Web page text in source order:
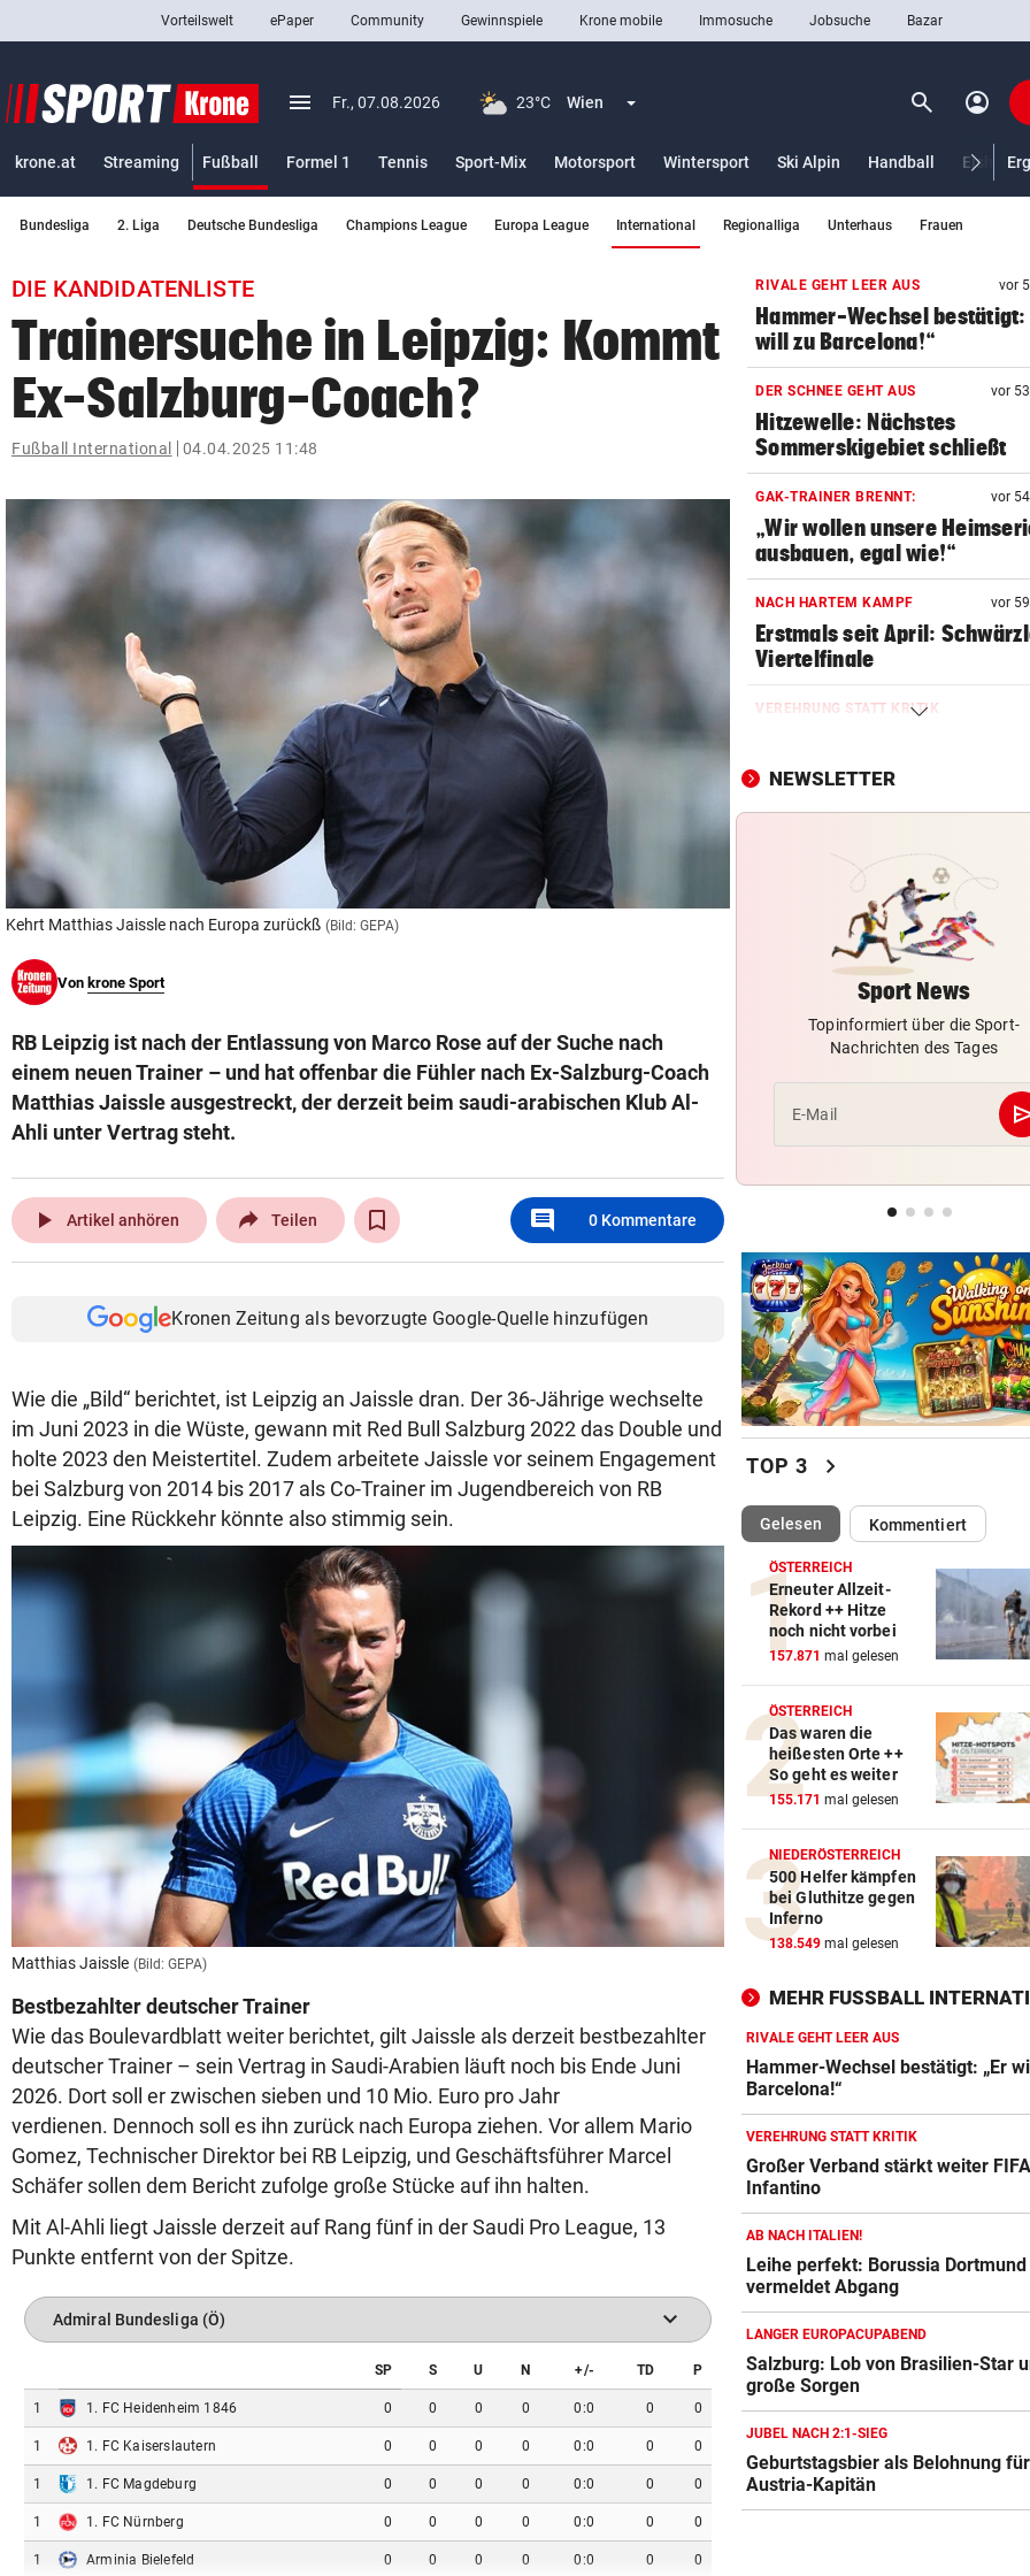
closeSchließen
Abonnieren
bookmark
search
Suchbegriff
eingeben
© Krone Multimedia GmbH & Co KG 2026
Muthgasse 2, 1190 Wien
Vorteilswelt ePaper Community Gewinnspiele Krone mobile Immosuche Jobsuche Bazar
menu Menü aufklappen
Fr., 07.08.2026 23°C Wien Menü aufklappen search Suchen
account_circle
krone.at Streaming Fußball
Formel 1
Tennis Sport-Mix Motorsport Wintersport Ski Alpin Handball
Bundesliga 2. Liga Deutsche Bundesliga Champions League Europa League International Regionalliga Unterhaus Frauen
DIE KANDIDATENLISTE
Trainersuche in Leipzig: Kommt
Ex-Salzburg-Coach?
Fußball International 04.04.2025 11:48
Kehrt Matthias Jaissle nach Europa zurückß (Bild: GEPA)
Von krone Sport
RB Leipzig ist nach der Entlassung von Marco Rose auf der Suche nach
einem neuen Trainer – und hat offenbar die Fühler nach Ex-Salzburg-Coach
Matthias Jaissle ausgestreckt, der derzeit beim saudi-arabischen Klub Al-
Ahli unter Vertrag steht.
play_arrow Artikel anhören Teilen comment 0 Kommentare
Kronen Zeitung als bevorzugte Google-Quelle hinzufügen
Wie die „Bild“ berichtet, ist Leipzig an Jaissle dran. Der 36-Jährige wechselte
im Juni 2023 in die Wüste, gewann mit Red Bull Salzburg 2022 das Double und
holte 2023 den Meistertitel. Zudem arbeitete Jaissle vor seinem Engagement
bei Salzburg von 2014 bis 2017 als Co-Trainer im Jugendbereich von RB
Leipzig. Eine Rückkehr könnte also stimmig sein.
Matthias Jaissle (Bild: GEPA)
Bestbezahlter deutscher Trainer
Wie das Boulevardblatt weiter berichtet, gilt Jaissle als derzeit bestbezahlter
deutscher Trainer – sein Vertrag in Saudi-Arabien läuft noch bis Ende Juni
2026. Dort soll er zwischen sieben und 10 Mio. Euro pro Jahr
verdienen. Dennoch soll es ihn zurück nach Europa ziehen. Vor allem Mario
Gomez, Technischer Direktor bei RB Leipzig, und Geschäftsführer Marcel
Schäfer sollen dem Bericht zufolge große Stücke auf ihn halten.
Mit Al-Ahli liegt Jaissle derzeit auf Rang fünf in der Saudi Pro League, 13
Punkte entfernt von der Spitze.
keyboard_arrow_down
SP S U N +/- TD P
1 1. FC Heidenheim 1846 0 0 0 0 0:0 0 0
1 1. FC Kaiserslautern 0 0 0 0 0:0 0 0
1 1. FC Magdeburg 0 0 0 0 0:0 0 0
1 1. FC Nürnberg 0 0 0 0 0:0 0 0
1 Arminia Bielefeld 0 0 0 0 0:0 0 0
RIVALE GEHT LEER AUS vor
Hammer-Wechsel bestätigt:
will zu Barcelona!“
DER SCHNEE GEHT AUS vor
Hitzewelle: Nächstes
Sommerskigebiet schließt
GAK-TRAINER BRENNT: vor
„Wir wollen unsere
ausbauen, egal wie!“
NACH HARTEM KAMPF vor
Erstmals seit April:
Viertelfinale
VEREHRUNG STATT KRITIK
FIFA-Boss Infantino
AB NACH ITALIEN!
vermeldet Abgang
LANGER EUROPACUPABEND
Salzburg: Lob von
und große Sorgen
GROSSE AUFREGUNG
Brandgefahr? Hitze löst vor
Störfeuer aus
Tennis-Unterhaus
Geburtstagsbier als
Austria-Kapitän
NEWSLETTER
Sport News
Topinformiert über die Sport-
Nachrichten des Tages
E-Mail
TOP 3 chevron_right
Gelesen(ausgewählt)Kommentiert
ÖSTERREICH
Erneuter Allzeit-
Rekord ++ Hitze
noch nicht vorbei
157.871 mal gelesen
ÖSTERREICH
Das waren die
heißesten Orte ++
So geht es weiter
155.171 mal gelesen
NIEDERÖSTERREICH
500 Helfer kämpfen
bei Gluthitze gegen
Inferno
138.549 mal gelesen
MEHR FUSSBALL
RIVALE GEHT LEER AUS
Hammer-Wechsel bestätigt: „Er
Barcelona!“
VEREHRUNG STATT KRITIK
Großer Verband stärkt weiter
Infantino
AB NACH ITALIEN!
Leihe perfekt: Borussia Dortmund
vermeldet Abgang
LANGER EUROPACUPABEND
Salzburg: Lob von Brasilien-Star
große Sorgen
JUBEL NACH 2:1-SIEG
Geburtstagsbier als Belohnung für
Austria-Kapitän